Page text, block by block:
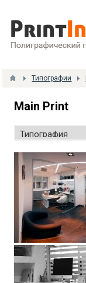
Типографии
Main Print